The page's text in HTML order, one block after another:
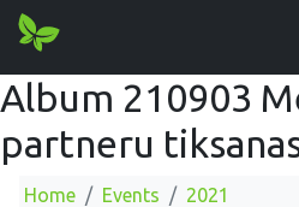
Album 210903
partneru
Home Events
2021